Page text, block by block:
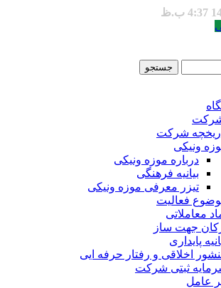
جستجو
شرکت
شرکت
ونیکی
درباره موزه ونیکی
بیانیه فرهنگی
تیزر معرفی موزه ونیکی
فعالیت
معاملاتی
جهت ساز
پایداری
اخلاقی و رفتار حرفه ایی
ثبتی شرکت
عامل